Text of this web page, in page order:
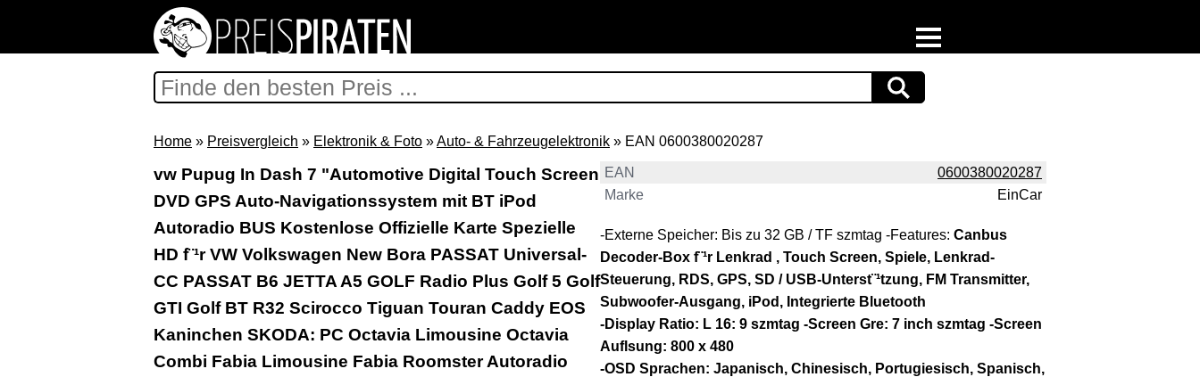
Support & Newsletter
Presse
Datenschutz
Impressum
Home » Preisvergleich » Elektronik & Foto »Auto- & Fahrzeugelektronik » EAN 0600380020287
vw Pupug In Dash 7 "Automotive Digital Touch Screen
DVD GPS Auto-Navigationssystem mit BT iPod
Autoradio BUS Kostenlose Offizielle Karte Spezielle
HD f¨¹r VW Volkswagen New Bora PASSAT Universal-
CC PASSAT B6 JETTA A5 GOLF Radio Plus Golf 5 Golf
GTI Golf BT R32 Scirocco Tiguan Touran Caddy EOS
Kaninchen SKODA: PC Octavia Limousine Octavia
Combi Fabia Limousine Fabia Roomster Autoradio
EAN
0600380020287
Marke
EinCar
-Externe Speicher: Bis zu 32 GB / TF szmtag -Features: Canbus
Decoder-Box f¨¹r Lenkrad , Touch Screen, Spiele, Lenkrad-
Steuerung, RDS, GPS, SD / USB-Unterst¨¹tzung, FM Transmitter,
Subwoofer-Ausgang, iPod, Integrierte Bluetooth
-Display Ratio: L 16: 9 szmtag -Screen Gre: 7 inch szmtag -Screen
Auflsung: 800 x 480
-OSD Sprachen: Japanisch, Chinesisch, Portugiesisch, Spanisch,